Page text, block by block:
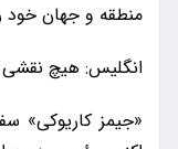
منطقه و جهان خود
انگلیس: هیچ نقشی
«جیمز کاریوکی»